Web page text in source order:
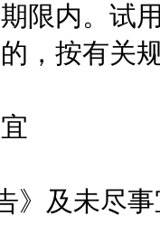
限内。试
，按有关
及未尽事